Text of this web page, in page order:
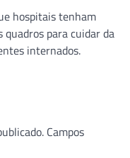
hospitais tenham
quadros para cuidar da
internados.
Campos